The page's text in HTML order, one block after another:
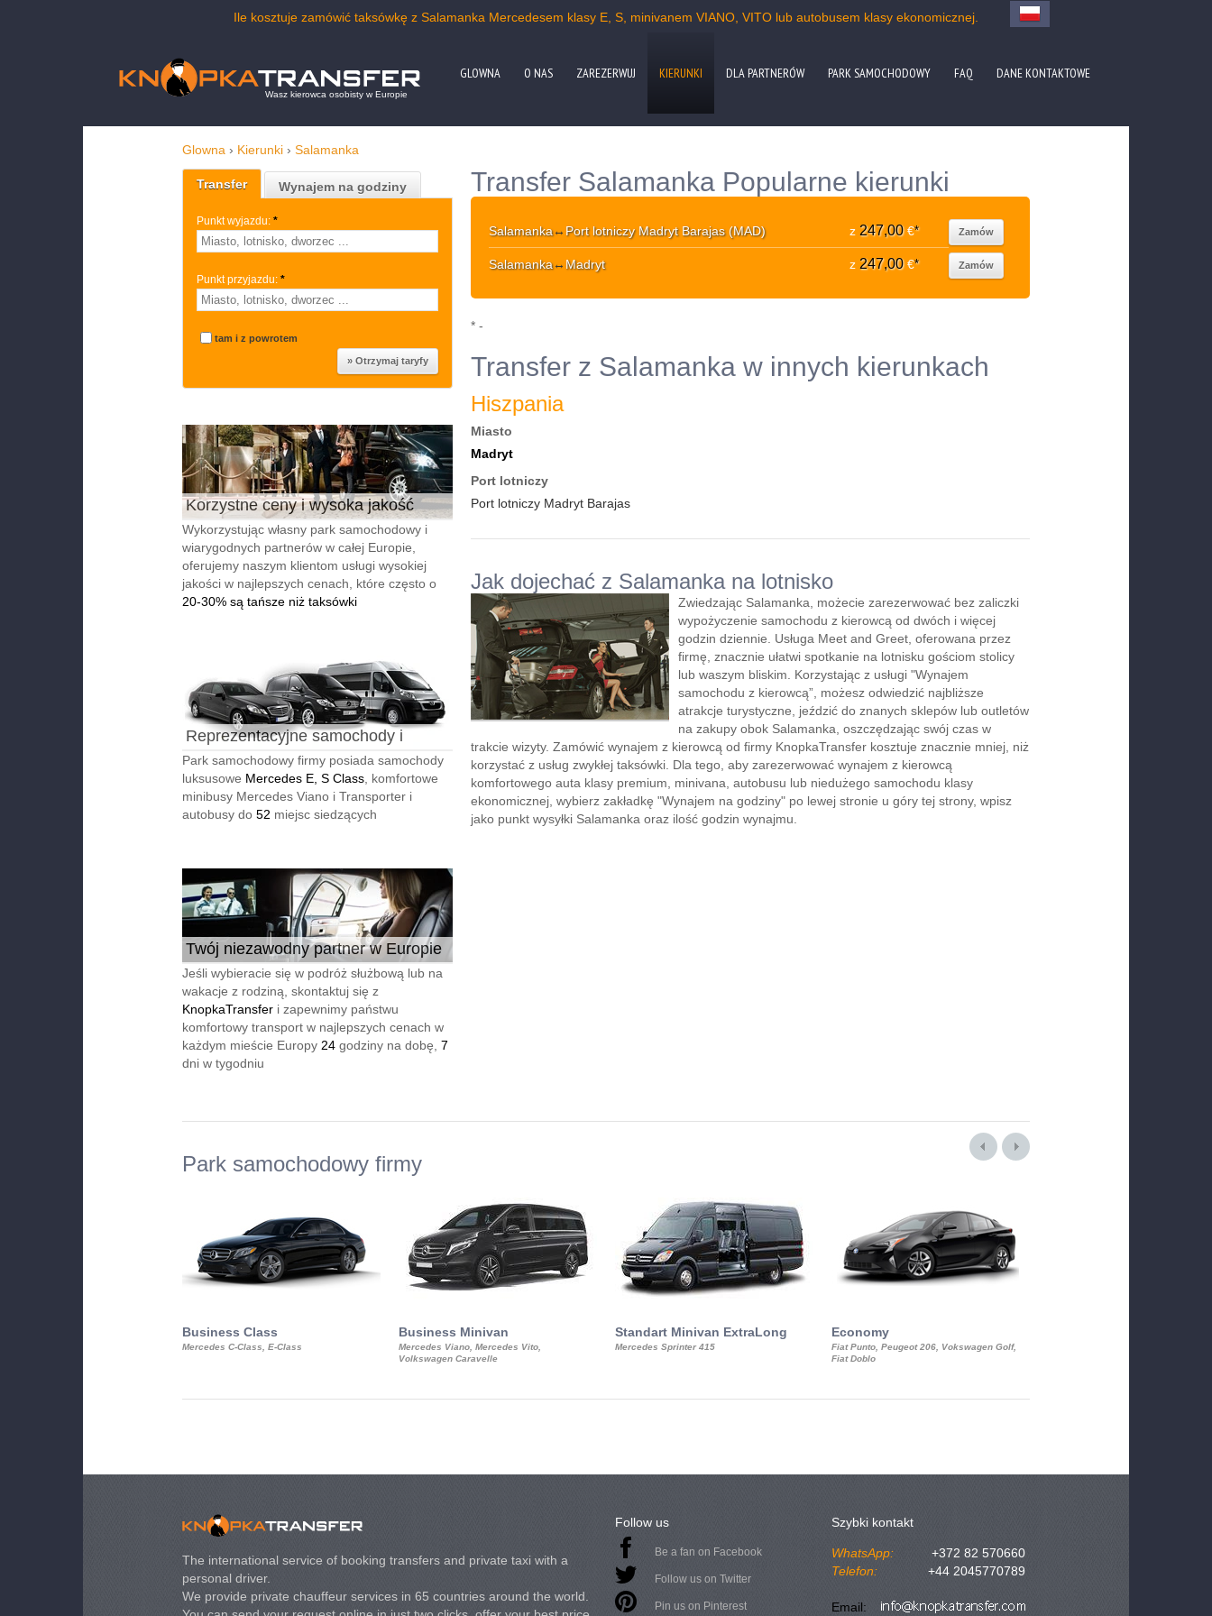
Ile kosztuje zamówić taksówkę z Salamanka Mercedesem klasy E, S, minivanem VIANO, VITO lub autobusem klasy ekonomicznej.
Wasz kierowca osobisty w Europie
GLOWNA O NAS ZAREZERWUJ KIERUNKI DLA PARTNERÓW PARK SAMOCHODOWY FAQ DANE KONTAKTOWE
Glowna › Kierunki › Salamanka
Transfer Wynajem na godziny
Punkt wyjazdu: *
Punkt przyjazdu: *
tam i z powrotem
Korzystne ceny i wysoka jakość
Wykorzystując własny park samochodowy i
wiarygodnych partnerów w całej Europie,
oferujemy naszym klientom usługi wysokiej
jakości w najlepszych cenach, które często o
20-30% są tańsze niż taksówki
Reprezentacyjne samochody i
autobusy
Park samochodowy firmy posiada samochody
luksusowe Mercedes E, S Class , komfortowe
minibusy Mercedes Viano i Transporter i
autobusy do 52 miejsc siedzących
Twój niezawodny partner w Europie
24/7
Jeśli wybieracie się w podróż służbową lub na
wakacje z rodziną, skontaktuj się z
KnopkaTransfer i zapewnimy państwu
komfortowy transport w najlepszych cenach w
każdym mieście Europy 24 godziny na dobę, 7
dni w tygodniu
Transfer Salamanka Popularne kierunki
Salamanka↔ Port lotniczy Madryt Barajas (MAD) z 247,00€* Zamów
Salamanka↔ Madryt z 247,00€* Zamów
* -
Transfer z Salamanka w innych kierunkach
Hiszpania
Miasto
Madryt
Port lotniczy
Port lotniczy Madryt Barajas
Jak dojechać z Salamanka na lotnisko
Zwiedzając Salamanka, możecie zarezerwować bez zaliczki
wypożyczenie samochodu z kierowcą od dwóch i więcej
godzin dziennie. Usługa Meet and Greet, oferowana przez
firmę, znacznie ułatwi spotkanie na lotnisku gościom stolicy
lub waszym bliskim. Korzystając z usługi "Wynajem
samochodu z kierowcą”, możesz odwiedzić najbliższe
atrakcje turystyczne, jeździć do znanych sklepów lub outletów
na zakupy obok Salamanka, oszczędzając swój czas w
trakcie wizyty. Zamówić wynajem z kierowcą od firmy KnopkaTransfer kosztuje znacznie mniej, niż
korzystać z usług zwykłej taksówki. Dla tego, aby zarezerwować wynajem z kierowcą
komfortowego auta klasy premium, minivana, autobusu lub niedużego samochodu klasy
ekonomicznej, wybierz zakładkę "Wynajem na godziny" po lewej stronie u góry tej strony, wpisz
jako punkt wysyłki Salamanka oraz ilość godzin wynajmu.
Park samochodowy firmy
Business Class
Mercedes C-Class, E-Class
Business Minivan
Mercedes Viano, Mercedes Vito,
Volkswagen Caravelle
Standart Minivan ExtraLong
Mercedes Sprinter 415
Economy
Fiat Punto, Peugeot 206, Vokswagen Golf,
Fiat Doblo
The international service of booking transfers and private taxi with a
personal driver.
We provide private chauffeur services in 65 countries around the world.
Follow us
Be a fan on Facebook
Follow us on Twitter
Pin us on Pinterest
Szybki kontakt
WhatsApp:
+372 82 570660
Telefon:
+44 2045770789
Email: